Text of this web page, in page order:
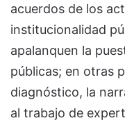
acuerdos de los
institucionalidad
apalanquen la
públicas; en otras
diagnóstico, la
al trabajo de